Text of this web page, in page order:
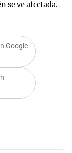
se ve afectada.
Google